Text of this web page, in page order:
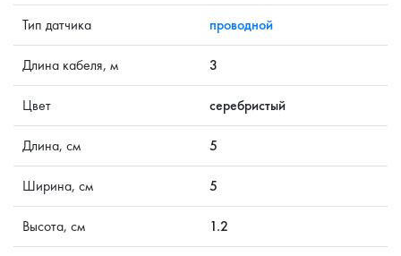
Тип датчика проводной
Длина кабеля, м 3
Цвет серебристый
Длина, см 5
Ширина, см 5
Высота, см 1.2